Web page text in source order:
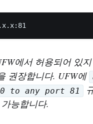
에서 허용되어 있
권장합니다. UFW에
to any port 81
능합니다.